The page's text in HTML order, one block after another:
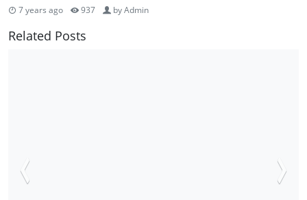
7 years ago 937 byAdmin
Related Posts